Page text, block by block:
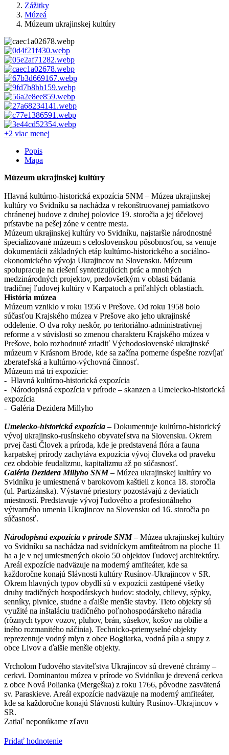
Zážitky
Múzeá
Múzeum ukrajinskej kultúry
+2 viac menej
Popis
Mapa
Múzeum ukrajinskej kultúry
Hlavná kultúrno-historická expozícia SNM – Múzea ukrajinskej
kultúry vo Svidníku sa nachádza v rekonštruovanej pamiatkovo
chránenej budove z druhej polovice 19. storočia a jej účelovej
prístavbe na pešej zóne v centre mesta.
Múzeum ukrajinskej kultúry vo Svidníku, najstaršie národnostné
špecializované múzeum s celoslovenskou pôsobnosťou, sa venuje
dokumentácii základných etáp kultúrno-historického a sociálno-
ekonomického vývoja Ukrajincov na Slovensku. Múzeum
spolupracuje na riešení syntetizujúcich prác a mnohých
medzinárodných projektov, predovšetkým v oblasti bádania
tradičnej ľudovej kultúry v Karpatoch a priľahlých oblastiach.
História múzea
Múzeum vzniklo v roku 1956 v Prešove. Od roku 1958 bolo
súčasťou Krajského múzea v Prešove ako jeho ukrajinské
oddelenie. O dva roky neskôr, po teritoriálno-administratívnej
reforme a v súvislosti so zmenou charakteru Krajského múzea v
Prešove, bolo rozhodnuté zriadiť Východoslovenské ukrajinské
múzeum v Krásnom Brode, kde sa začína pomerne úspešne rozvíjať
zberateľská a kultúrno-výchovná činnosť.
Múzeum má tri expozície:
- Hlavná kultúrno-historická expozícia
- Národopisná expozícia v prírode – skanzen a Umelecko-historická
expozícia
- Galéria Dezidera Millyho
Umelecko-historická expozícia – Dokumentuje kultúrno-historický
vývoj ukrajinsko-rusínskeho obyvateľstva na Slovensku. Okrem
prvej časti Človek a príroda, kde je predstavená flóra a fauna
karpatskej prírody zachytáva expozícia vývoj človeka od praveku
cez obdobie feudalizmu, kapitalizmu až po súčasnosť.
Galéria Dezidera Millyho SNM – Múzea ukrajinskej kultúry vo
Svidníku je umiestnená v barokovom kaštieli z konca 18. storočia
(ul. Partizánska). Výstavné priestory pozostávajú z deviatich
miestností. Predstavuje vývoj ľudového a profesionálneho
výtvarného umenia Ukrajincov na Slovensku od 16. storočia po
súčasnosť.
Národopisná expozícia v prírode SNM– Múzea ukrajinskej kultúry
vo Svidníku sa nachádza nad svidníckym amfiteátrom na ploche 11
ha a je v nej umiestnených okolo 50 objektov ľudovej architektúry.
Areál expozície nadväzuje na moderný amfiteáter, kde sa
každoročne konajú Slávnosti kultúry Rusínov-Ukrajincov v SR.
Okrem hlavných typov obydlí sú v expozícii zastúpené všetky
druhy tradičných hospodárskych budov: stodoly, chlievy, sýpky,
senníky, pivnice, studne a ďalšie menšie stavby. Tieto objekty sú
využité na inštaláciu tradičného poľnohospodárskeho náradia
(rôznych typov vozov, pluhov, brán, súsekov, košov na obilie a
iného rozmanitého náčinia). Technicko-priemyselné objekty
reprezentuje vodný mlyn z obce Bogliarka, vodná píla a stupy z
obce Livov a ďalšie menšie objekty.
Vrcholom ľudového staviteľstva Ukrajincov sú drevené chrámy –
cerkvi. Dominantou múzea v prírode vo Svidníku je drevená cerkva
z obce Nová Polianka (Mergeška) z roku 1766, pôvodne zasvätená
sv. Paraskieve. Areál expozície nadväzuje na moderný amfiteáter,
kde sa každoročne konajú Slávnosti kultúry Rusínov-Ukrajincov v
SR.
Zatiaľ neponúkame zľavu
Pridať hodnotenie